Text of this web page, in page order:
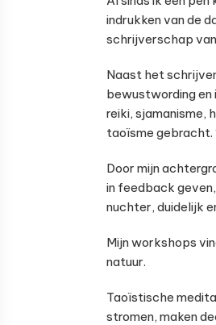
indrukken van de
schrijverschap
Naast het
bewustwording en
reiki, sjamanisme,
taoïsme gebracht.
Door mijn
in feedback
nuchter, duidelijk
Mijn workshops
natuur.
Taoïstische
stromen, maken